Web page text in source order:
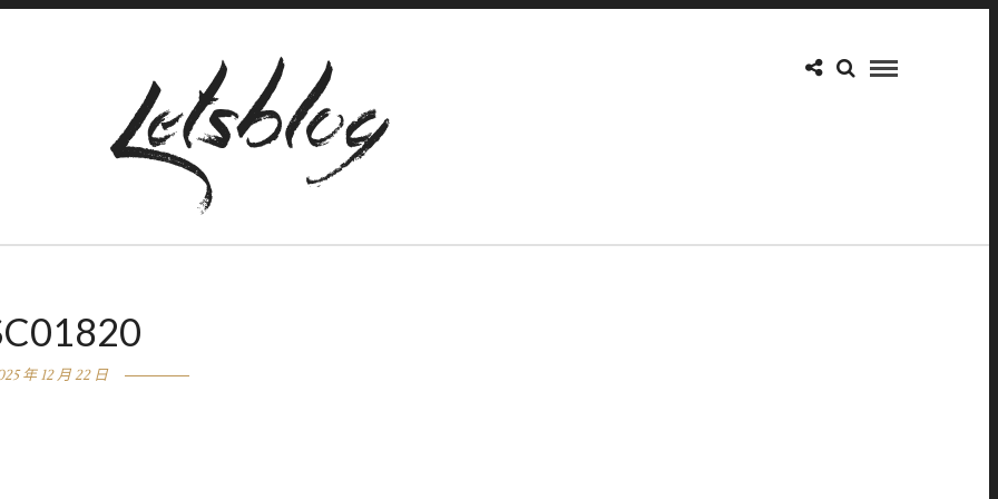
年 12 月 22 日